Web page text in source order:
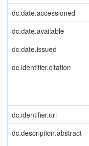
dc.date.accessioned
dc.date.available
dc.date.issued
dc.identifier.citation
dc.identifier.uri
dc.description.abstract